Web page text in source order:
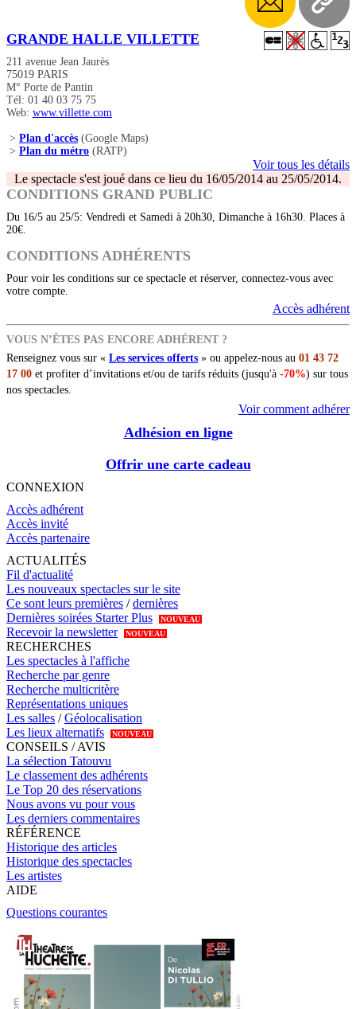
GRANDE HALLE VILLETTE
211 avenue Jean Jaurès
75019 PARIS
M° Porte de Pantin
Tél: 01 40 03 75 75
Web: www.villette.com
> Plan d'accès (Google Maps)
> Plan du métro (RATP)
Voir tous les détails
Le spectacle s'est joué dans ce lieu du 16/05/2014 au 25/05/2014.
CONDITIONS GRAND PUBLIC
Du 16/5 au 25/5: Vendredi et Samedi à 20h30, Dimanche à 16h30. Places à
20€.
CONDITIONS ADHÉRENTS
Pour voir les conditions sur ce spectacle et réserver, connectez-vous avec
votre compte.
Accès adhérent
VOUS N’ÊTES PAS ENCORE ADHÉRENT ?
Renseignez vous sur « Les services offerts » ou appelez-nous au 01 43 72
17 00 et profiter d’invitations et/ou de tarifs réduits (jusqu'à -70%) sur tous
nos spectacles.
Voir comment adhérer
Adhésion en ligne
Offrir une carte cadeau
CONNEXION
Accès adhérent
Accès invité
Accès partenaire
ACTUALITÉS
Fil d'actualité
Les nouveaux spectacles sur le site
Ce sont leurs premières /dernières
Dernières soirées Starter Plus
NOUVEAU
Recevoir la newsletter NOUVEAU
RECHERCHES
Les spectacles à l'affiche
Recherche par genre
Recherche multicritère
Représentations uniques
Les salles /Géolocalisation
Les lieux alternatifs
NOUVEAU
CONSEILS / AVIS
La sélection Tatouvu
Le classement des adhérents
Le Top 20 des réservations
Nous avons vu pour vous
Les derniers commentaires
RÉFÉRENCE
Historique des articles
Historique des spectacles
Les artistes
AIDE
Questions courantes